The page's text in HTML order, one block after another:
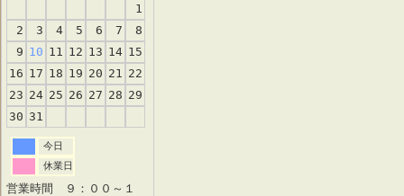
1
2
3 4 5 6 7
8
9 10 11 12 13 14 15
16 17 18 19 20 21 22
23 24 25 26 27 28 29
30 31
今日
休業日
営業時間 ９：００～１